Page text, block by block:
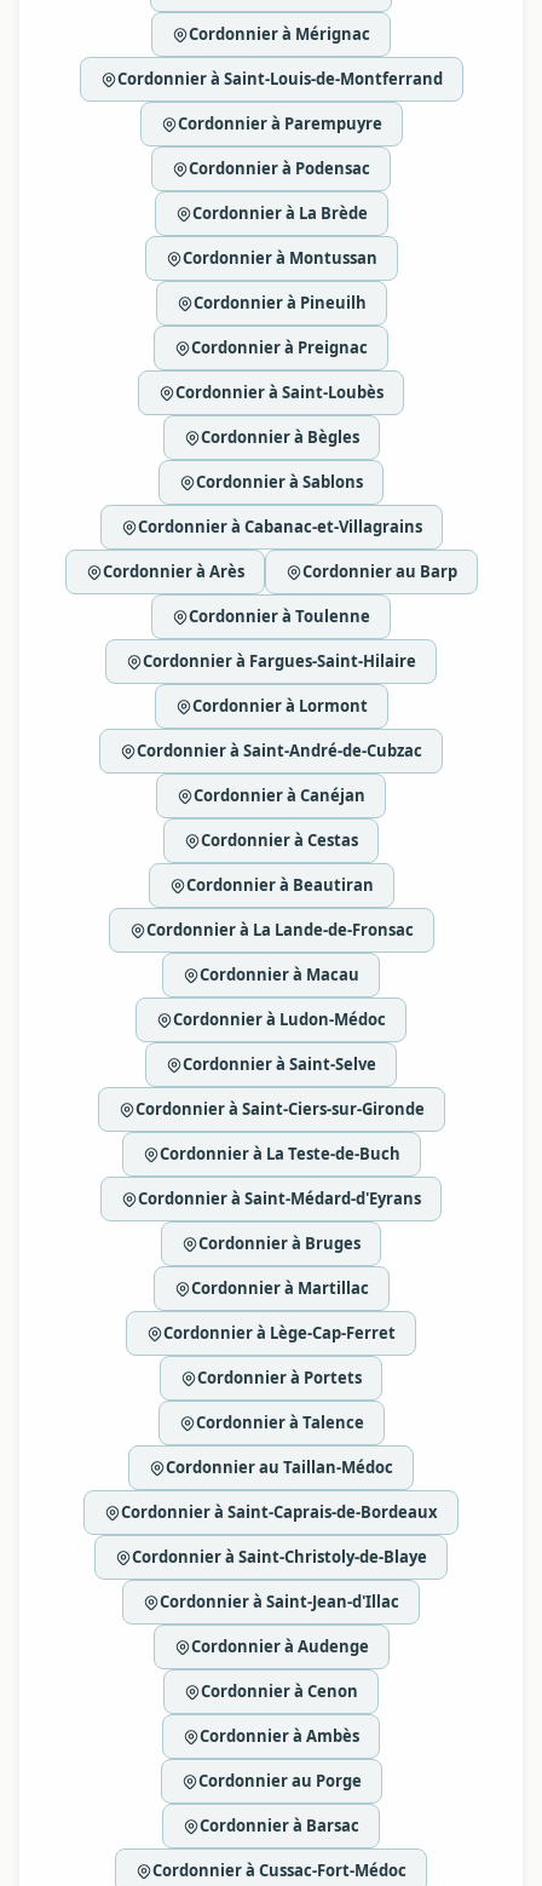
Cordonnier à Mérignac
Cordonnier à Saint-Louis-de-Montferrand
Cordonnier à Parempuyre
Cordonnier à Podensac
Cordonnier à La Brède
Cordonnier à Montussan
Cordonnier à Pineuilh
Cordonnier à Preignac
Cordonnier à Saint-Loubès
Cordonnier à Bègles
Cordonnier à Sablons
Cordonnier à Cabanac-et-Villagrains
Cordonnier à Arès Cordonnier au Barp
Cordonnier à Toulenne
Cordonnier à Fargues-Saint-Hilaire
Cordonnier à Lormont
Cordonnier à Saint-André-de-Cubzac
Cordonnier à Canéjan
Cordonnier à Cestas
Cordonnier à Beautiran
Cordonnier à La Lande-de-Fronsac
Cordonnier à Macau
Cordonnier à Ludon-Médoc
Cordonnier à Saint-Selve
Cordonnier à Saint-Ciers-sur-Gironde
Cordonnier à La Teste-de-Buch
Cordonnier à Saint-Médard-d'Eyrans
Cordonnier à Bruges
Cordonnier à Martillac
Cordonnier à Lège-Cap-Ferret
Cordonnier à Portets
Cordonnier à Talence
Cordonnier au Taillan-Médoc
Cordonnier à Saint-Caprais-de-Bordeaux
Cordonnier à Saint-Christoly-de-Blaye
Cordonnier à Saint-Jean-d'Illac
Cordonnier à Audenge
Cordonnier à Cenon
Cordonnier à Ambès
Cordonnier au Porge
Cordonnier à Barsac
Cordonnier à Cussac-Fort-Médoc